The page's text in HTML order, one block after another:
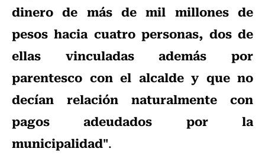
dinero de más de mil millones de
pesos hacia cuatro personas, dos de
ellas vinculadas además por
parentesco con el alcalde y que no
decían relación naturalmente con
pagos adeudados por la
municipalidad".